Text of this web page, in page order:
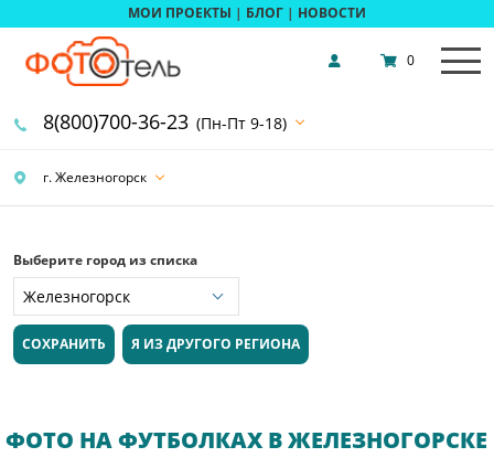
МОИ ПРОЕКТЫ | БЛОГ | НОВОСТИ
г. Железногорск
8(800)700-36-23 (Пн-Пт 9-18)
0
Выберите город из списка
СОХРАНИТЬ Я ИЗ ДРУГОГО РЕГИОНА
ФОТО НА ФУТБОЛКАХ В ЖЕЛЕЗНОГОРСКЕ